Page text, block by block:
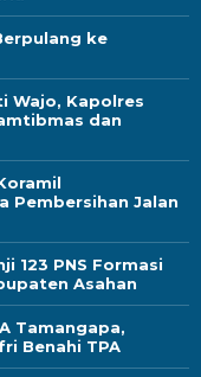
ke
Wajo, Kapolres
dan
Pembersihan Jalan
123 PNS Formasi
Asahan
Tamangapa,
Benahi TPA